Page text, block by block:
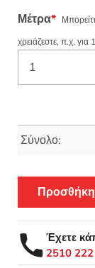
Μέτρα*
χρειάζεστε, π.χ. για
Σύνολο:
Προσθήκη
Έχετε
2510